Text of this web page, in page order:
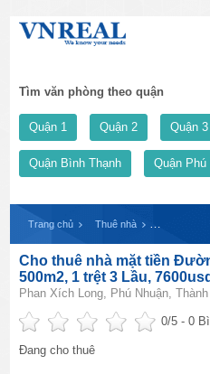
Tìm văn phòng theo quận
Quận 1 Quận 2 Quận 3
Quận Bình Thạnh Quận Phú
Trang chủ Thuê nhà
Cho thuê nhà mặt tiền
500m2, 1 trệt 3 Lầu, 7600usd
Phan Xích Long, Phú Nhuận,
0/5 -0
Đang cho thuê